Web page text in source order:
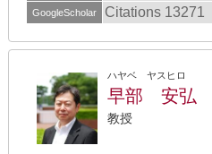
GoogleScholar Citations 13271
ハヤベ ヤスヒロ
早部 安弘
教授